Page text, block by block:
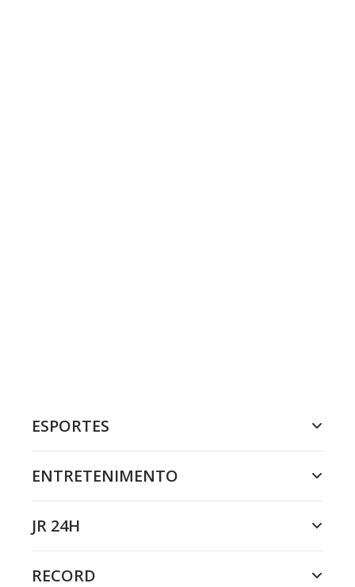
ESPORTES
ENTRETENIMENTO
JR 24H
RECORD